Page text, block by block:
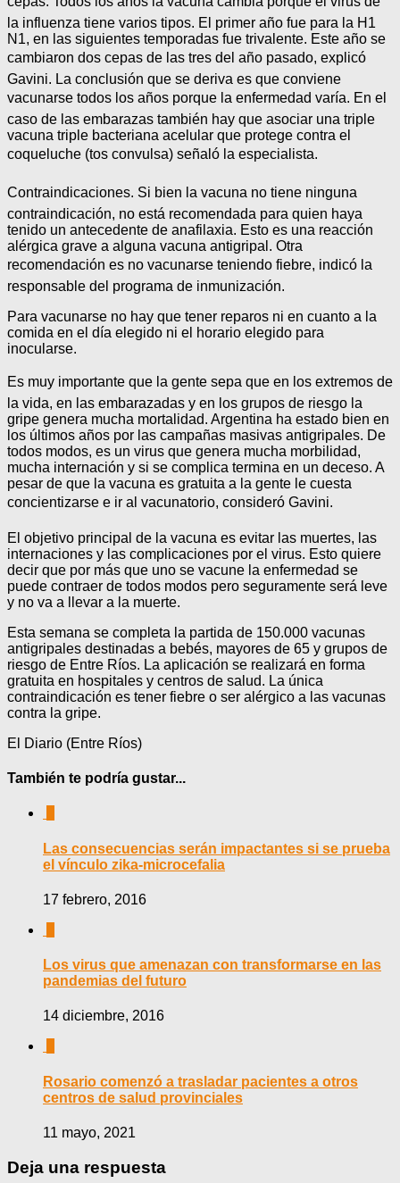
la influenza tiene varios tipos. El primer año fue para la H1
N1, en las siguientes temporadas fue trivalente. Este año se
cambiaron dos cepas de las tres del año pasado, explicó
Gavini. La conclusión que se deriva es que conviene
vacunarse todos los años porque la enfermedad varía. En el
caso de las embarazas también hay que asociar una triple
vacuna triple bacteriana acelular que protege contra el
coqueluche (tos convulsa) señaló la especialista.
Contraindicaciones. Si bien la vacuna no tiene ninguna
contraindicación, no está recomendada para quien haya
tenido un antecedente de anafilaxia. Esto es una reacción
alérgica grave a alguna vacuna antigripal. Otra
recomendación es no vacunarse teniendo fiebre, indicó la
responsable del programa de inmunización.
Para vacunarse no hay que tener reparos ni en cuanto a la
comida en el día elegido ni el horario elegido para
inocularse.
Es muy importante que la gente sepa que en los extremos de
la vida, en las embarazadas y en los grupos de riesgo la
gripe genera mucha mortalidad. Argentina ha estado bien en
los últimos años por las campañas masivas antigripales. De
todos modos, es un virus que genera mucha morbilidad,
mucha internación y si se complica termina en un deceso. A
pesar de que la vacuna es gratuita a la gente le cuesta
concientizarse e ir al vacunatorio, consideró Gavini.
El objetivo principal de la vacuna es evitar las muertes, las
internaciones y las complicaciones por el virus. Esto quiere
decir que por más que uno se vacune la enfermedad se
puede contraer de todos modos pero seguramente será leve
y no va a llevar a la muerte.
Esta semana se completa la partida de 150.000 vacunas
antigripales destinadas a bebés, mayores de 65 y grupos de
riesgo de Entre Ríos. La aplicación se realizará en forma
gratuita en hospitales y centros de salud. La única
contraindicación es tener fiebre o ser alérgico a las vacunas
contra la gripe.
El Diario (Entre Ríos)
También te podría gustar...
Las consecuencias serán impactantes si se prueba
el vínculo zika-microcefalia
17 febrero, 2016
Los virus que amenazan con transformarse en las
pandemias del futuro
14 diciembre, 2016
Rosario comenzó a trasladar pacientes a otros
centros de salud provinciales
11 mayo, 2021
Deja una respuesta